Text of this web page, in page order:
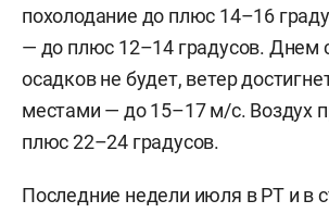
похолодание до плюс 14–16
— до плюс 12–14 градусов. Днем
осадков не будет, ветер
местами — до 15–17 м/с. Воздух
плюс 22–24 градусов.
Последние недели июля в РТ и в